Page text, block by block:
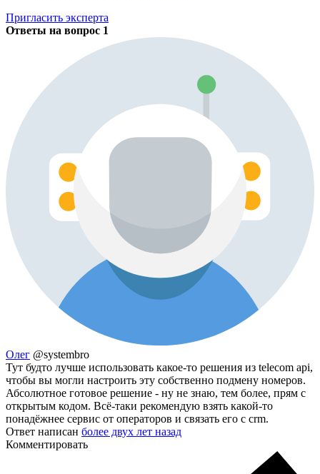
Пригласить эксперта
Ответы на вопрос 1
Олег @systembro
Тут будто лучше использовать какое-то решения из telecom api,
чтобы вы могли настроить эту собственно подмену номеров.
Абсолютное готовое решение - ну не знаю, тем более, прям с
открытым кодом. Всё-таки рекомендую взять какой-то
понадёжнее сервис от операторов и связать его с crm.
Ответ написан более двух лет назад
Комментировать